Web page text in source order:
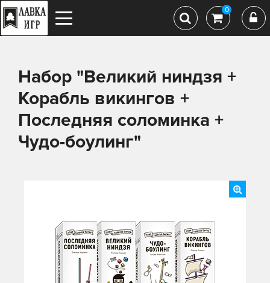
0
Набор "Великий ниндзя +
Корабль викингов +
Последняя соломинка +
Чудо-боулинг"